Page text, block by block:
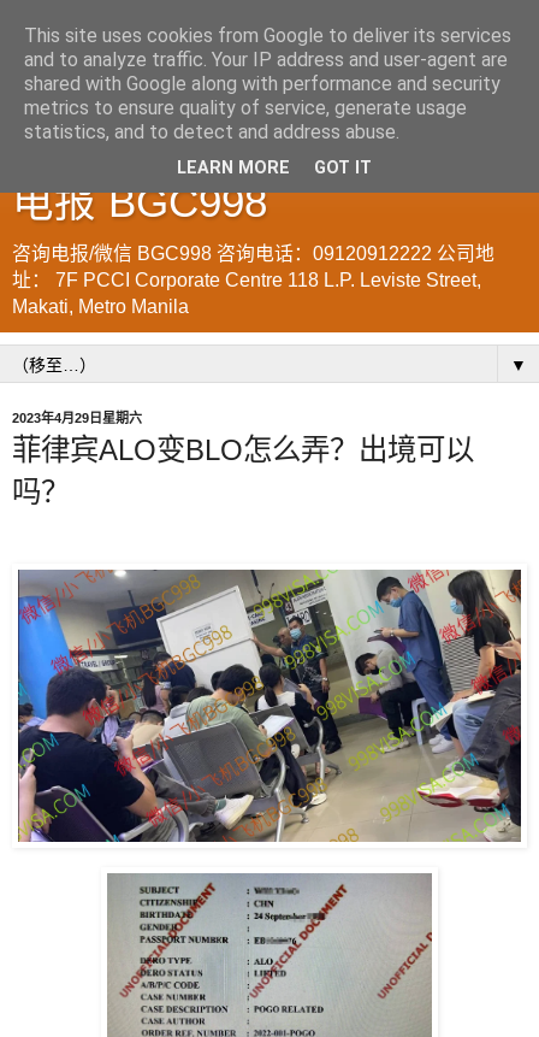
菲律宾998VISA移民公司
WWW.SRRV.DE 咨询微信/
电报 BGC998
咨询电报/微信 BGC998 咨询电话：09120912222 公司地
址： 7F PCCI Corporate Centre 118 L.P. Leviste Street,
Makati, Metro Manila
▼
2023年4月29日星期六
菲律宾ALO变BLO怎么弄？出境可以
吗？
This site uses cookies from Google to deliver its services
and to analyze traffic. Your IP address and user-agent are
shared with Google along with performance and security
metrics to ensure quality of service, generate usage
statistics, and to detect and address abuse.
LEARN MORE GOT IT